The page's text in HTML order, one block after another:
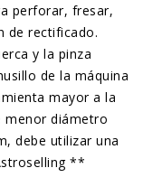
perforar, fresar,
de rectificado.
y la pinza
de la máquina
mayor a la
menor diámetro
debe utilizar una
**